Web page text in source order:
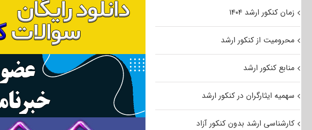
زمان کنکور ارشد ۱۴۰۴
محرومیت از کنکور ارشد
منابع کنکور ارشد
سهمیه ایثارگران در کنکور ارشد
کارشناسی ارشد بدون کنکور آزاد